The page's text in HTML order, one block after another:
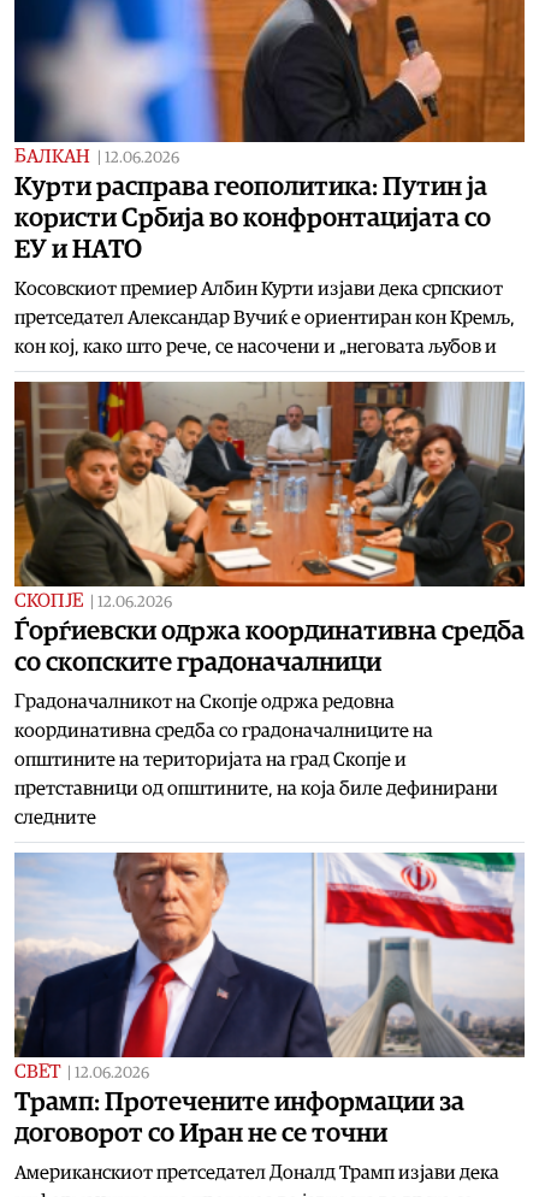
БАЛКАН 12.06.2026
Курти расправа геополитика: Путин ја
користи Србија во конфронтацијата со
ЕУ и НАТО
Косовскиот премиер Албин Курти изјави дека српскиот
претседател Александар Вучиќ е ориентиран кон Кремљ,
кон кој, како што рече, се насочени и „неговата љубов и
СКОПЈЕ 12.06.2026
Ѓорѓиевски одржа координативна средба
со скопските градоначалници
Градоначалникот на Скопје одржа редовна
координативна средба со градоначалниците на
општините на територијата на град Скопје и
претставници од општините, на која биле дефинирани
следните
СВЕТ 12.06.2026
Трамп: Протечените информации за
договорот со Иран не се точни
Американскиот претседател Доналд Трамп изјави дека